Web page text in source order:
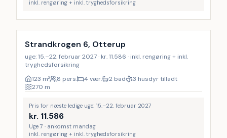
inkl. rengøring + inkl. tryghedsforsikring
Inkl. rengøring
Strandkrogen 6, Otterup
uge: 15.–22. februar 2027 · kr. 11.586 · inkl. rengøring + inkl.
tryghedsforsikring
123 m² 8 pers. 4 vær. 2 bad
3 husdyr tilladt
270 m
Pris for næste ledige uge: 15.–22. februar 2027
kr. 11.586
Uge 7 · ankomst mandag
inkl. rengøring + inkl. tryghedsforsikring